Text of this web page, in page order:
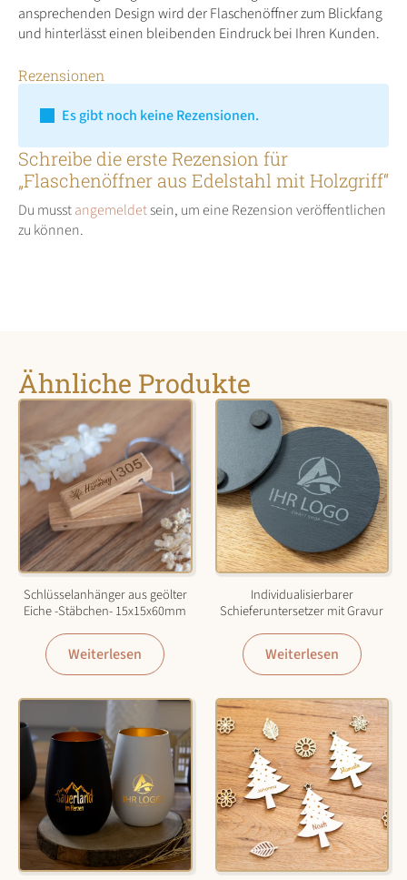
ansprechenden Design wird der Flaschenöffner zum Blickfang
und hinterlässt einen bleibenden Eindruck bei Ihren Kunden.
Rezensionen
Es gibt noch keine Rezensionen.
Schreibe die erste Rezension für
„Flaschenöffner aus Edelstahl mit Holzgriff“
Du musstangemeldetsein, um eine Rezension veröffentlichen
zu können.
Ähnliche Produkte
Schlüsselanhänger aus geölter
Eiche -Stäbchen- 15x15x60mm
Weiterlesen
Individualisierbarer
Schieferuntersetzer mit Gravur
Weiterlesen